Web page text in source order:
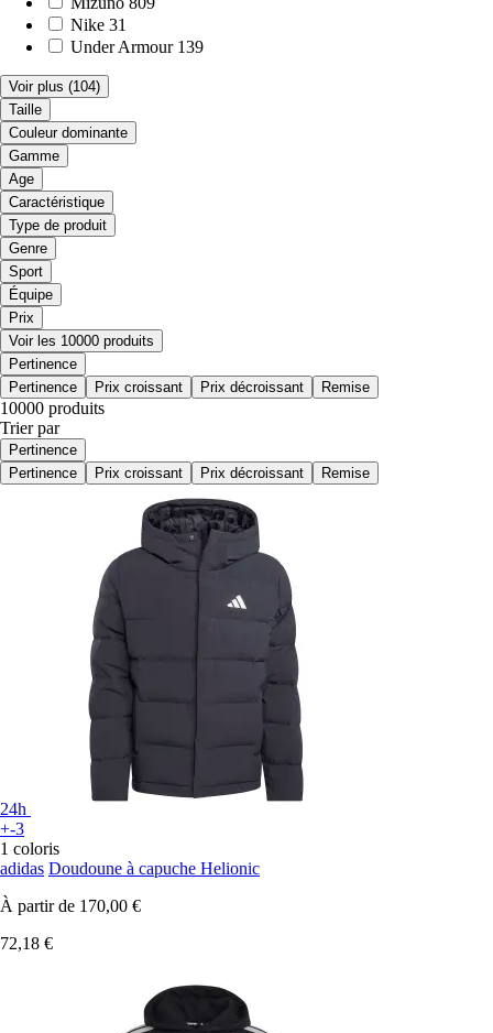
Nike 31
Under Armour 139
Voir plus (104)
Taille
Couleur dominante
Gamme
Age
Caractéristique
Type de produit
Genre
Sport
Équipe
Prix
Voir les 10000 produits
Pertinence
Pertinence
Prix croissant Prix décroissant Remise
10000 produits
Trier par
Pertinence
Pertinence
Prix croissant Prix décroissant Remise
24h
+-3
1 coloris
adidas Doudoune à capuche Helionic
À partir de 170,00 €
72,18 €